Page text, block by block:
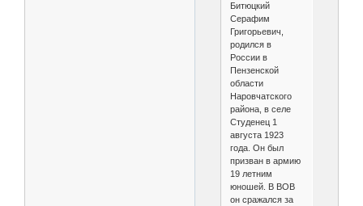
Битюцкий
Серафим
Григорьевич,
родился в
России в
Пензенской
области
Наровчатского
района, в селе
Студенец 1
августа 1923
года. Он был
призван в армию
19 летним
юношей. В ВОВ
он сражался за